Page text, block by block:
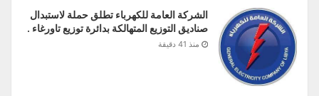
الشركة العامة للكهرباء تطلق حملة لاستبدال
صناديق التوزيع المتهالكة بدائرة توزيع تاورغاء .
منذ 41 دقيقة